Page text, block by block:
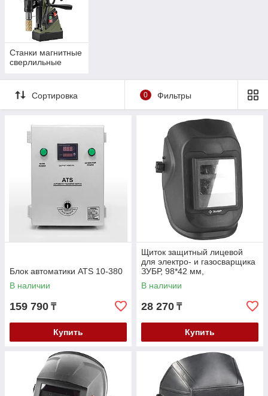
Станки магнитные
сверлильные
Сортировка 0 Фильтры
Блок автоматики ATS 10-380
В наличии
159 790 ₸
Купить
Щиток защитный лицевой
для электро- и газосварщика
ЗУБР, 98*42 мм,
автозатемнение (11079)
В наличии
28 270 ₸
Купить